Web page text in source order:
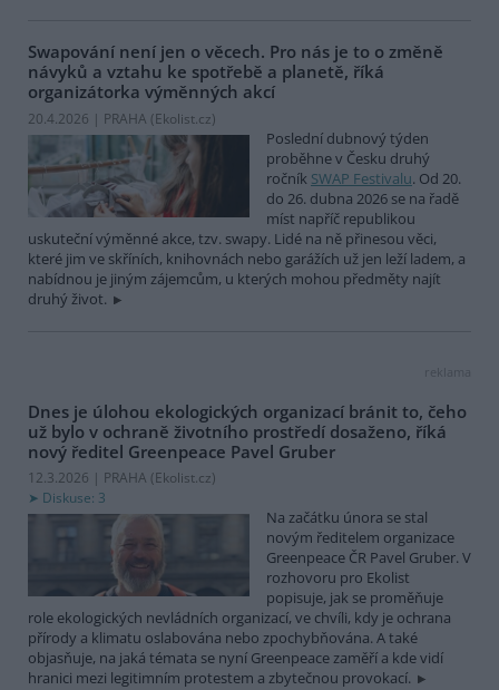
Swapování není jen o věcech. Pro nás je to o změně
návyků a vztahu ke spotřebě a planetě, říká
organizátorka výměnných akcí
20.4.2026 | PRAHA (Ekolist.cz)
Poslední dubnový týden
proběhne v Česku druhý
ročník SWAP Festivalu. Od 20.
do 26. dubna 2026 se na řadě
míst napříč republikou
uskuteční výměnné akce, tzv. swapy. Lidé na ně přinesou věci,
které jim ve skříních, knihovnách nebo garážích už jen leží ladem, a
nabídnou je jiným zájemcům, u kterých mohou předměty najít
druhý život.
reklama
Dnes je úlohou ekologických organizací bránit to, čeho
už bylo v ochraně životního prostředí dosaženo, říká
nový ředitel Greenpeace Pavel Gruber
12.3.2026 | PRAHA (Ekolist.cz)
Diskuse: 3
Na začátku února se stal
novým ředitelem organizace
Greenpeace ČR Pavel Gruber. V
rozhovoru pro Ekolist
popisuje, jak se proměňuje
role ekologických nevládních organizací, ve chvíli, kdy je ochrana
přírody a klimatu oslabována nebo zpochybňována. A také
objasňuje, na jaká témata se nyní Greenpeace zaměří a kde vidí
hranici mezi legitimním protestem a zbytečnou provokací.